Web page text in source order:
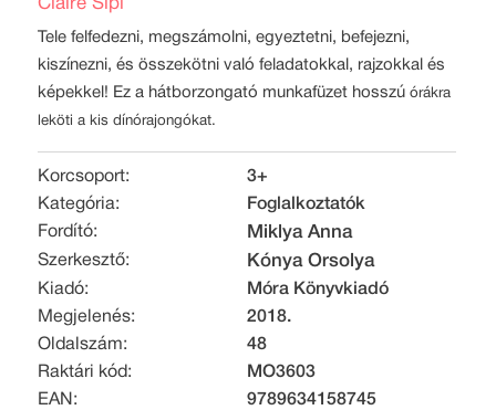
Claire Sipi
Tele felfedezni, megszámolni, egyeztetni, befejezni,
kiszínezni, és összekötni való feladatokkal, rajzokkal és
képekkel! Ez a hátborzongató munkafüzet hosszú órákra
leköti a kis dínórajongókat.
Korcsoport:
3+
Kategória:
Foglalkoztatók
Fordító:
Miklya Anna
Szerkesztő: Kónya Orsolya
Kiadó:
Móra Könyvkiadó
Megjelenés:
2018.
Oldalszám:
48
Raktári kód:
MO3603
EAN:
9789634158745